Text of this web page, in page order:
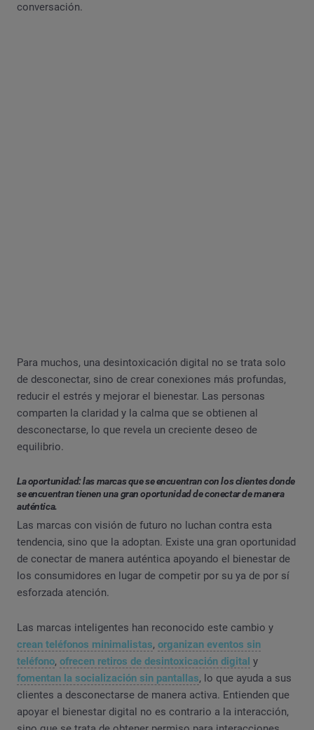
conversación.
Para muchos, una desintoxicación digital no se trata solo
de desconectar, sino de crear conexiones más profundas,
reducir el estrés y mejorar el bienestar. Las personas
comparten la claridad y la calma que se obtienen al
desconectarse, lo que revela un creciente deseo de
equilibrio.
La oportunidad: las marcas que se encuentran con los clientes donde
se encuentran tienen una gran oportunidad de conectar de manera
auténtica.
Las marcas con visión de futuro no luchan contra esta
tendencia, sino que la adoptan. Existe una gran oportunidad
de conectar de manera auténtica apoyando el bienestar de
los consumidores en lugar de competir por su ya de por sí
esforzada atención.
Las marcas inteligentes han reconocido este cambio y
crean teléfonos minimalistas, organizan eventos sin
teléfono, ofrecen retiros de desintoxicación digital y
fomentan la socialización sin pantallas, lo que ayuda a sus
clientes a desconectarse de manera activa. Entienden que
apoyar el bienestar digital no es contrario a la interacción,